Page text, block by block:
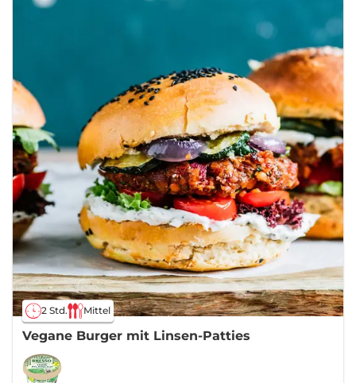
2 Std. Mittel
Vegane Burger mit Linsen-Patties